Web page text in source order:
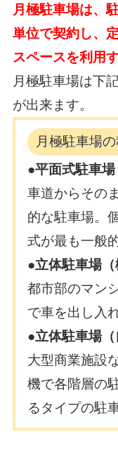
月極駐車場は、
単位で契約し、
スペースを利用
月極駐車場は下
が出来ます。
月極駐車場
●平面式駐車場
車道からその
的な駐車場。
式が最も一般的
●立体駐車場（
都市部のマン
で車を出し入
●立体駐車場（
大型商業施設
機で各階層の
るタイプの駐